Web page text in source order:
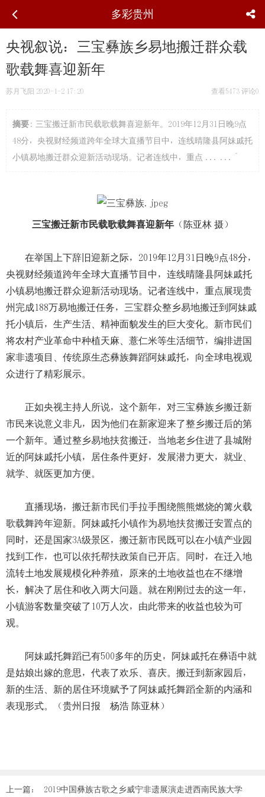
多彩贵州
央视叙说：三宝彝族乡易地搬迁群众载
歌载舞喜迎新年
苏月飞阳 2020-1-2 17:20 查看5473 评论0
摘要 : 三宝搬迁新市民载歌载舞喜迎新年。2019年12月31日晚9点
48分，央视财经频道跨年全球大直播节目中，连线晴隆县阿妹戚托
小镇易地搬迁群众迎新活动现场。记者连线中，重点 ... ... `
三宝搬迁新市民载歌载舞喜迎新年 （陈亚林 摄）
在举国上下辞旧迎新之际，2019年12月31日晚9点48分，
央视财经频道跨年全球大直播节目中，连线晴隆县阿妹戚托
小镇易地搬迁群众迎新活动现场。记者连线中，重点展现贵
州完成188万易地搬迁任务，三宝群众整乡易地搬迁到阿妹戚
托小镇后，生产生活、精神面貌发生的巨大变化。新市民们
将农村产业革命中种植天麻、薏仁米等生活细节，编排进国
家非遗项目、传统原生态彝族舞蹈阿妹戚托，向全球电视观
众进行了精彩展示。
正如央视主持人所说，这个新年，对三宝彝族乡搬迁新
市民来说意义非凡，因为他们在新家迎来了整乡搬迁后的第
一个新年。通过整乡易地扶贫搬迁，当地老乡住进了县城附
近的阿妹戚托小镇，居住条件更好，发展潜力更大，就业、
就学、就医更加方便。
直播现场，搬迁新市民们手拉手围绕熊熊燃烧的篝火载
歌载舞跨年迎新。阿妹戚托小镇作为易地扶贫搬迁安置点的
同时，还是国家3A级景区，搬迁新市民既可以在小镇产业园
找到工作，也可以依托帮扶政策自已开店。同时，在迁入地
流转土地发展规模化种养殖，原来的土地收益也在不继增
长，解决了居住和收入两大问题。就在刚刚过去的这一年，
小镇游客数量突破了10万人次，由此带来的收益也较为可
观。
阿妹戚托舞蹈已有500多年的历史，阿妹戚托在彝语中就
是姑娘出嫁的意思，代表了欢乐、喜庆。搬迁到新家园后，
新的生活、新的居住环境赋予了阿妹戚托舞蹈全新的内涵和
表现形式。（贵州日报 杨浩 陈亚林）
上一篇： 2019中国彝族古歌之乡威宁非遗展演走进西南民族大学